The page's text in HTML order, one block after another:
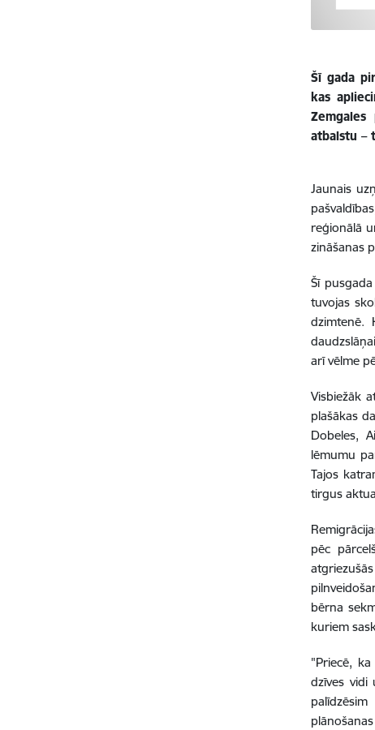
Šī gada
kas
atbalstu –
Jaunais
reģionālā
zināšanas
Šī
tuvojas
dzimtenē.
arī vēlme
Visbiežāk
plašākas
Dobeles,
lēmumu
Tajos
tirgus
pēc
bērna
kuriem
"Priecē,
dzīves vidi